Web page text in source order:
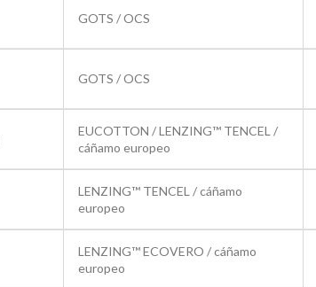
GOTS / OCS
GOTS / OCS
EUCOTTON / LENZING™ TENCEL /
cáñamo europeo
LENZING™ TENCEL / cáñamo
europeo
LENZING™ ECOVERO / cáñamo
europeo